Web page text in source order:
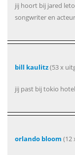
jij hoort bij jared
songwriter en
bill kaulitz(53 x
jij past bij tokio
orlando bloom (12